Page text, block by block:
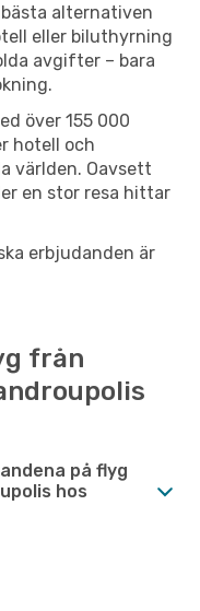
alternativen
eller biluthyrning
avgifter – bara
över 155 000
hotell och
världen. Oavsett
en stor resa hittar
erbjudanden är
från
på flyg
hos